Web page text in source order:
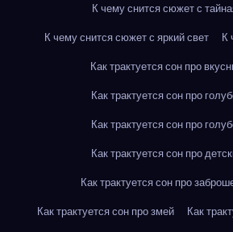
К чему снится сюжет с
К чему снится сюжет с яркий свет
К
Как трактуется сон про
Как трактуется сон про
Как трактуется сон про
Как трактуется сон про
Как трактуется сон про
Как трактуется сон про змей
Как